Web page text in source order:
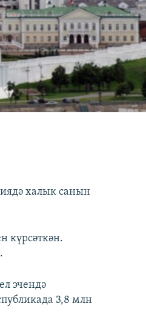
халык санын
күрсәткән.
эчендә
3,8 млн